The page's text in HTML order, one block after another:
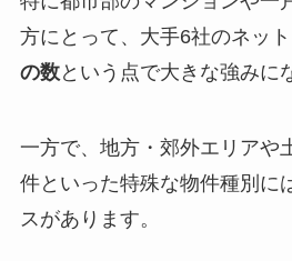
方にとって、大手6社のネッ
の数という点で大きな強みに
一方で、地方・郊外エリアや
件といった特殊な物件種別に
スがあります。